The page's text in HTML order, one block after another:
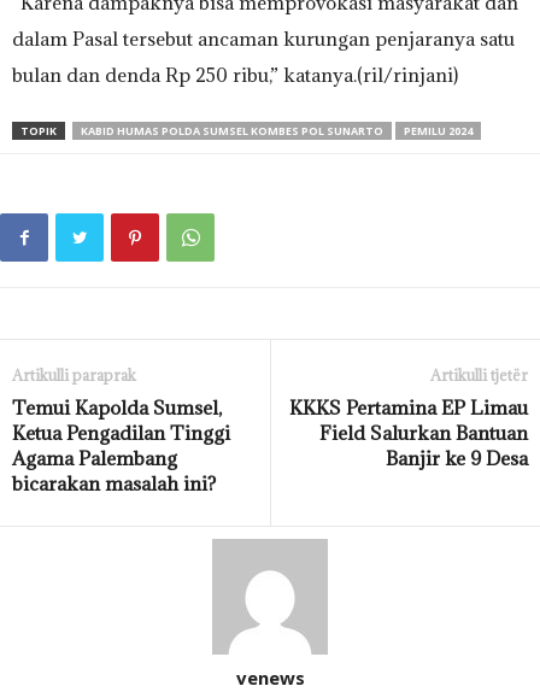
dalam Pasal tersebut ancaman kurungan penjaranya satu
bulan dan denda Rp 250 ribu,” katanya.(ril/rinjani)
TOPIK KABID HUMAS POLDA SUMSEL KOMBES POL SUNARTO PEMILU 2024
Artikulli paraprak
Temui Kapolda Sumsel,
Ketua Pengadilan Tinggi
Agama Palembang
bicarakan masalah ini?
Artikulli tjetër
KKKS Pertamina EP Limau
Field Salurkan Bantuan
Banjir ke 9 Desa
venews